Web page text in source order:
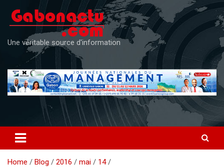
content
Une véritable source d'information
Home Blog 2016 mai
14